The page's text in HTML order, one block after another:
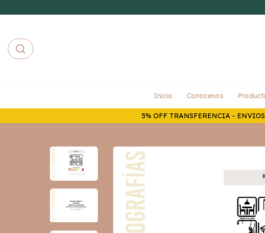
5% OFF TRANSFERENCIA -
Inicio Conocenos